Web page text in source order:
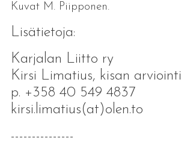
Kuvat M. Piipponen.
Lisätietoja:
Karjalan Liitto ry
Kirsi Limatius, kisan arviointi
p. +358 40 549 4837
kirsi.limatius(at)olen.to
---------------